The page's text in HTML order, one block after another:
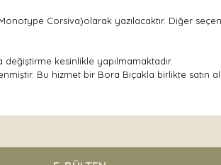
Corsiva)olarak yazılacaktır. Diğer
kesinlikle yapılmamaktadır.
Bu hizmet bir Bora Bıçakla birlikte satın